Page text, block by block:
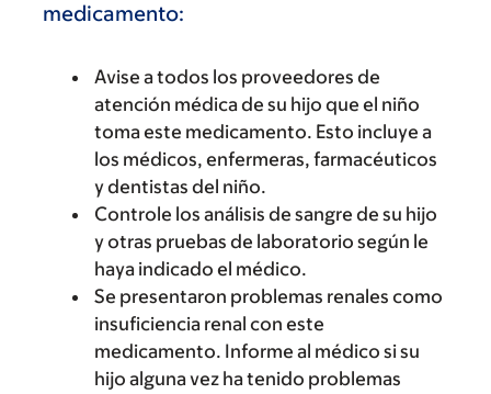
medicamento:
Avise a todos los proveedores de
atención médica de su hijo que el niño
toma este medicamento. Esto incluye a
los médicos, enfermeras, farmacéuticos
y dentistas del niño.
Controle los análisis de sangre de su hijo
y otras pruebas de laboratorio según le
haya indicado el médico.
Se presentaron problemas renales como
insuficiencia renal con este
medicamento. Informe al médico si su
hijo alguna vez ha tenido problemas